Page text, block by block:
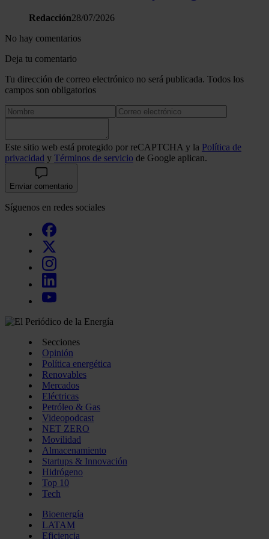
Redacción28/07/2026
No hay comentarios
Deja tu comentario
Tu dirección de correo electrónico no será publicada. Todos los
campos son obligatorios
Este sitio web está protegido por reCAPTCHA y la Política de
privacidad y Términos de servicio de Google aplican.
Enviar comentario
Síguenos en redes sociales
Secciones
Opinión
Política energética
Renovables
Mercados
Eléctricas
Petróleo & Gas
Videopodcast
NET ZERO
Movilidad
Almacenamiento
Startups & Innovación
Hidrógeno
Top 10
Tech
Bioenergía
LATAM
Eficiencia